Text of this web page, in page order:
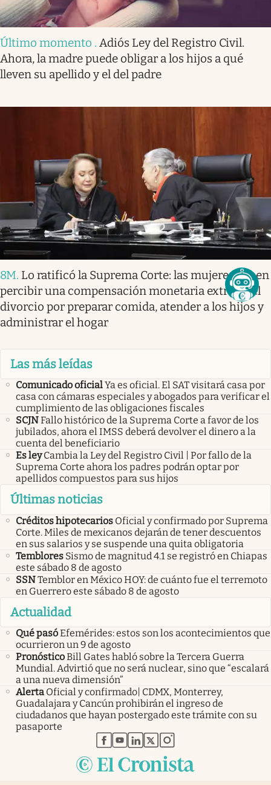
Último momento . Adiós Ley del Registro Civil.
Ahora, la madre puede obligar a los hijos a qué
lleven su apellido y el del padre
8M. Lo ratificó la Suprema Corte: las mujeres deben
percibir una compensación monetaria extra en el
divorcio por preparar comida, atender a los hijos y
administrar el hogar
Las más leídas
Comunicado oficialYa es oficial. El SAT visitará casa por
casa con cámaras especiales y abogados para verificar el
cumplimiento de las obligaciones fiscales
SCJNFallo histórico de la Suprema Corte a favor de los
jubilados, ahora el IMSS deberá devolver el dinero a la
cuenta del beneficiario
Es ley Cambia la Ley del Registro Civil | Por fallo de la
Suprema Corte ahora los padres podrán optar por
apellidos compuestos para sus hijos
Últimas noticias
Créditos hipotecarios Oficial y confirmado por Suprema
Corte. Miles de mexicanos dejarán de tener descuentos
en sus salarios y se suspende una quita obligatoria
Temblores Sismo de magnitud 4.1 se registró en Chiapas
este sábado 8 de agosto
SSNTemblor en México HOY: de cuánto fue el terremoto
en Guerrero este sábado 8 de agosto
Actualidad
Qué pasóEfemérides: estos son los acontecimientos que
ocurrieron un 9 de agosto
PronósticoBill Gates habló sobre la Tercera Guerra
Mundial. Advirtió que no será nuclear, sino que “escalará
a una nueva dimensión”
Alerta Oficial y confirmado| CDMX, Monterrey,
Guadalajara y Cancún prohibirán el ingreso de
ciudadanos que hayan postergado este trámite con su
pasaporte
abre en nueva pestaña
abre en nueva pestaña
abre en nueva pestaña
abre en nueva pestaña
abre en nueva pestaña